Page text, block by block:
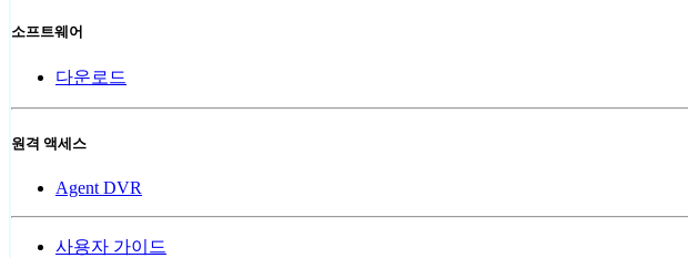
소프트웨어
다운로드
원격 액세스
Agent DVR
사용자 가이드